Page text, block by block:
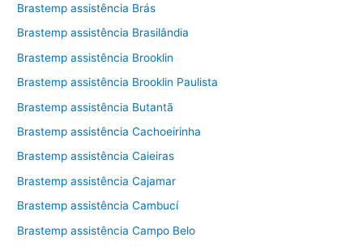
Brastemp assistência Brás
Brastemp assistência Brasilândia
Brastemp assistência Brooklin
Brastemp assistência Brooklin Paulista
Brastemp assistência Butantã
Brastemp assistência Cachoeirinha
Brastemp assistência Caieiras
Brastemp assistência Cajamar
Brastemp assistência Cambucí
Brastemp assistência Campo Belo